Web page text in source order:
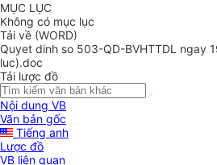
MỤC LỤC
Không có mục lục
Tải về (WORD)
Quyet dinh so 503-QD-BVHTTDL ngay
luc).doc
Tải lược đồ
Nội dung VB
Văn bản gốc
Tiếng anh
Lược đồ
VB liên quan